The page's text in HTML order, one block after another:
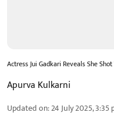
Actress Jui Gadkari Reveals She
Apurva Kulkarni
Updated on:24 July 2025, 3:35